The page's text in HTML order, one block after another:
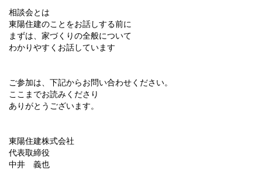
相談会とは
東陽住建のことをお話しする前に
まずは、家づくりの全般について
わかりやすくお話しています
ご参加は、下記からお問い合わせください。
ここまでお読みくださり
ありがとうございます。
東陽住建株式会社
代表取締役
中井 義也